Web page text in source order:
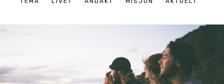
innhold